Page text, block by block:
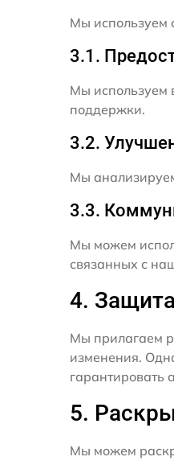
Мы используем
3.1.
Мы используем
поддержки.
3.2.
Мы
3.3.
Мы можем
связанных с
4.
Мы прилагаем
изменения.
гарантировать
5.
Мы можем